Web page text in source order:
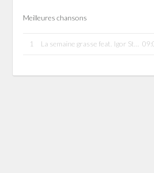
Meilleures chansons
1